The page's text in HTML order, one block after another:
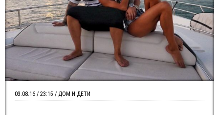
03.08.16 / 23:15 / ДОМ И ДЕТИ